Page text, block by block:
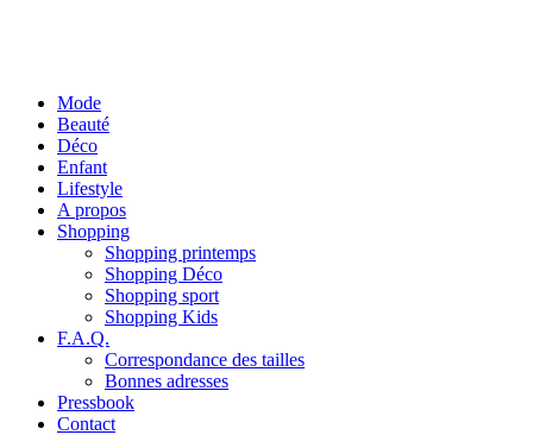
Mode
Beauté
Déco
Enfant
Lifestyle
A propos
Shopping
Shopping printemps
Shopping Déco
Shopping sport
Shopping Kids
F.A.Q.
Correspondance des tailles
Bonnes adresses
Pressbook
Contact